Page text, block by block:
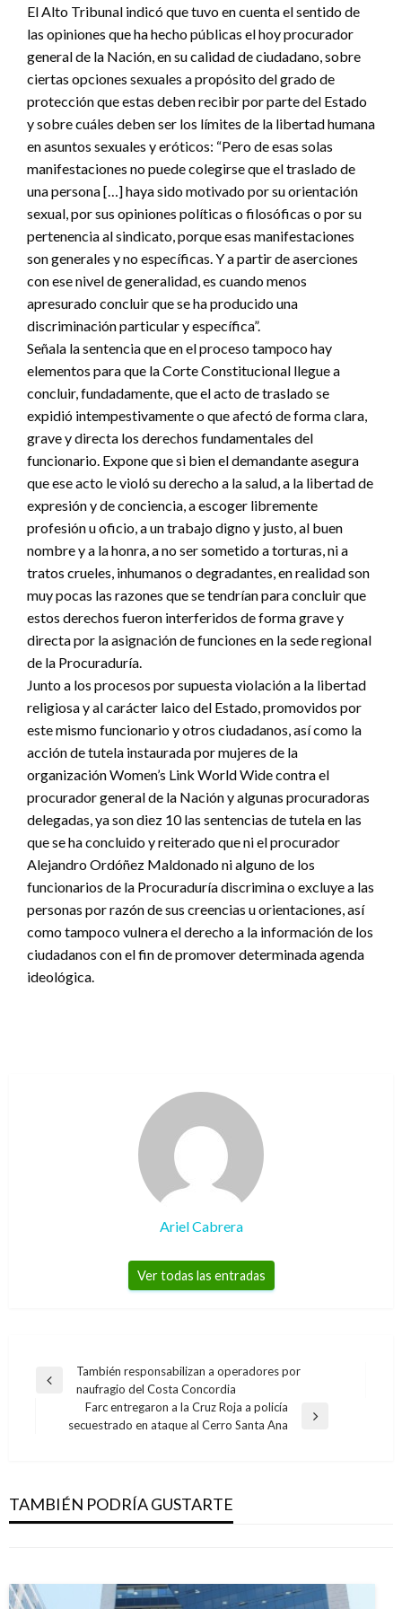
El Alto Tribunal indicó que tuvo en cuenta el sentido de
las opiniones que ha hecho públicas el hoy procurador
general de la Nación, en su calidad de ciudadano, sobre
ciertas opciones sexuales a propósito del grado de
protección que estas deben recibir por parte del Estado
y sobre cuáles deben ser los límites de la libertad humana
en asuntos sexuales y eróticos: “Pero de esas solas
manifestaciones no puede colegirse que el traslado de
una persona […] haya sido motivado por su orientación
sexual, por sus opiniones políticas o filosóficas o por su
pertenencia al sindicato, porque esas manifestaciones
son generales y no específicas. Y a partir de aserciones
con ese nivel de generalidad, es cuando menos
apresurado concluir que se ha producido una
discriminación particular y específica”.
Señala la sentencia que en el proceso tampoco hay
elementos para que la Corte Constitucional llegue a
concluir, fundadamente, que el acto de traslado se
expidió intempestivamente o que afectó de forma clara,
grave y directa los derechos fundamentales del
funcionario. Expone que si bien el demandante asegura
que ese acto le violó su derecho a la salud, a la libertad de
expresión y de conciencia, a escoger libremente
profesión u oficio, a un trabajo digno y justo, al buen
nombre y a la honra, a no ser sometido a torturas, ni a
tratos crueles, inhumanos o degradantes, en realidad son
muy pocas las razones que se tendrían para concluir que
estos derechos fueron interferidos de forma grave y
directa por la asignación de funciones en la sede regional
de la Procuraduría.
Junto a los procesos por supuesta violación a la libertad
religiosa y al carácter laico del Estado, promovidos por
este mismo funcionario y otros ciudadanos, así como la
acción de tutela instaurada por mujeres de la
organización Women’s Link World Wide contra el
procurador general de la Nación y algunas procuradoras
delegadas, ya son diez 10 las sentencias de tutela en las
que se ha concluido y reiterado que ni el procurador
Alejandro Ordóñez Maldonado ni alguno de los
funcionarios de la Procuraduría discrimina o excluye a las
personas por razón de sus creencias u orientaciones, así
como tampoco vulnera el derecho a la información de los
ciudadanos con el fin de promover determinada agenda
ideológica.
Ariel Cabrera
Ver todas las entradas
Navegación
entradas
Entrada
También responsabilizan a operadores por
naufragio del Costa Concordia
Entrada
Farc entregaron a la Cruz Roja a policía
secuestrado en ataque al Cerro Santa Ana
TAMBIÉN PODRÍA GUSTARTE
Huila por corrupción
Ariel Cabrera domingo enero 31, 2021
guerrilleros de las Farc